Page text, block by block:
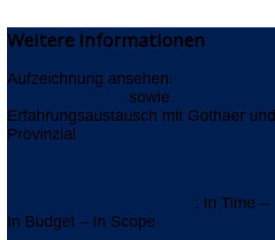
Weitere Informationen
Aufzeichnung ansehen:
sowie
Erfahrungsaustausch mit Gothaer und
Provinzial
: In Time –
In Budget – In Scope